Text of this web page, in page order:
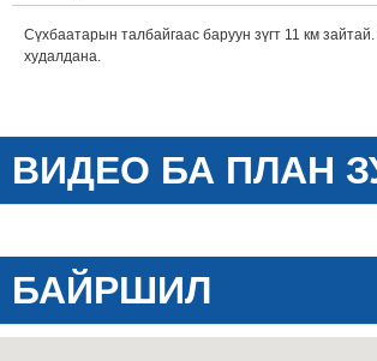
Сүхбаатарын талбайгаас баруун зүгт 11 км
худалдана.
ВИДЕО БА ПЛАН
БАЙРШИЛ